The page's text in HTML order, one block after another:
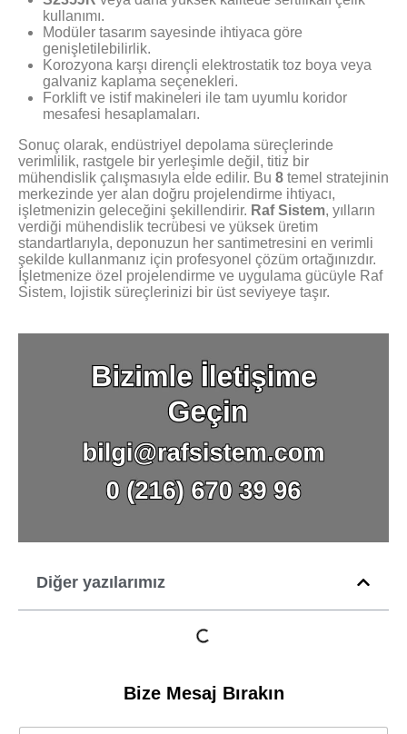
kullanımı.
Modüler tasarım sayesinde ihtiyaca göre
genişletilebilirlik.
Korozyona karşı dirençli elektrostatik toz boya veya
galvaniz kaplama seçenekleri.
Forklift ve istif makineleri ile tam uyumlu koridor
mesafesi hesaplamaları.
Sonuç olarak, endüstriyel depolama süreçlerinde
verimlilik, rastgele bir yerleşimle değil, titiz bir
mühendislik çalışmasıyla elde edilir. Bu 8 temel stratejinin
merkezinde yer alan doğru projelendirme ihtiyacı,
işletmenizin geleceğini şekillendirir. Raf Sistem, yılların
verdiği mühendislik tecrübesi ve yüksek üretim
standartlarıyla, deponuzun her santimetresini en verimli
şekilde kullanmanız için profesyonel çözüm ortağınızdır.
İşletmenize özel projelendirme ve uygulama gücüyle Raf
Sistem, lojistik süreçlerinizi bir üst seviyeye taşır.
Diğer yazılarımız
Bize Mesaj Bırakın